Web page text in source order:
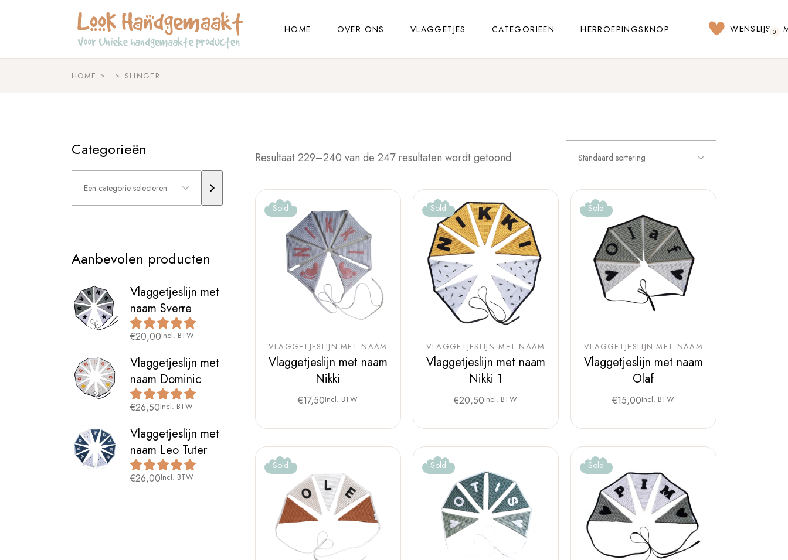
HOME OVER ONS VLAGGETJES CATEGORIEËN HERROEPINGSKNOP WENSLIJST
0
HOME SLINGER
Resultaat 229–240 van de 247 resultaten wordt getoond Standaard sortering
Sold
VLAGGETJESLIJN MET NAAM
Vlaggetjeslijn met naam
Nikki
€17,50Incl. BTW
Sold
VLAGGETJESLIJN MET NAAM
Vlaggetjeslijn met naam
Nikki 1
€20,50Incl. BTW
Sold
VLAGGETJESLIJN MET NAAM
Vlaggetjeslijn met naam
Olaf
€15,00Incl. BTW
Sold Sold Sold
Categorieën
Een
categorie
selecteren
Aanbevolen producten
Vlaggetjeslijn met
naam Sverre
€20,00Incl. BTW
Vlaggetjeslijn met
naam Dominic
€26,50Incl. BTW
Vlaggetjeslijn met
naam Leo Tuter
€26,00Incl. BTW